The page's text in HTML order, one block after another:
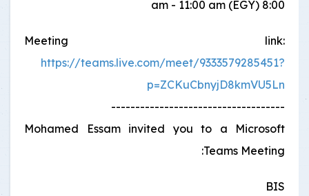
8:00 am - 11:00 am (EGY)
Meeting link:
https://teams.live.com/meet/9333579285451?
p=ZCKuCbnyjD8kmVU5Ln
------------------------------------
Mohamed Essam invited you to a Microsoft
Teams Meeting:
BIS